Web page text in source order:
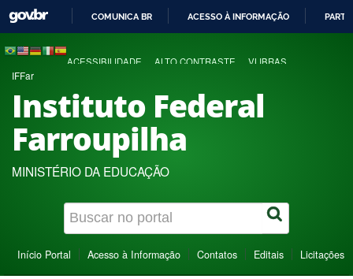
COMUNICA BR ACESSO À INFORMAÇÃO
ACESSIBILIDADE ALTO CONTRASTE VLIBRAS
IFFar
Instituto Federal
Farroupilha
MINISTÉRIO DA EDUCAÇÃO
Início Portal Acesso à Informação Contatos Editais Licitações